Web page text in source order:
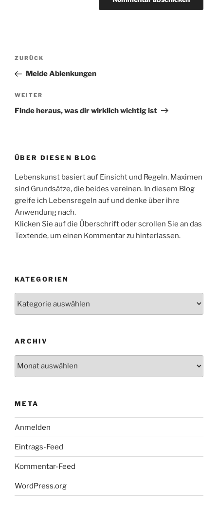
Beitragsnavigation
Vorheriger
Beitrag
ZURÜCK
Meide Ablenkungen
Nächster
Beitrag
WEITER
Finde heraus, was dir wirklich wichtig ist
ÜBER DIESEN BLOG
Lebenskunst basiert auf Einsicht und Regeln. Maximen
sind Grundsätze, die beides vereinen. In diesem Blog
greife ich Lebensregeln auf und denke über ihre
Anwendung nach.
Klicken Sie auf die Überschrift oder scrollen Sie an das
Textende, um einen Kommentar zu hinterlassen.
KATEGORIEN
ARCHIV
META
Anmelden
Eintrags-Feed
Kommentar-Feed
WordPress.org